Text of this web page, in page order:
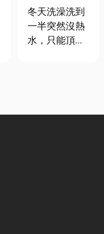
是什麼、費用
怎麼算？家庭
能源選擇與配
冬天洗澡洗到
一半突然沒熱
水，只能頂著
共同噩夢。隨